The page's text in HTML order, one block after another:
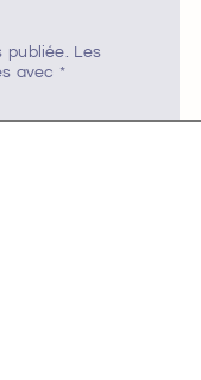
publiée. Les
avec *